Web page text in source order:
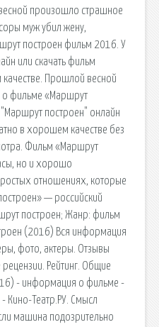
произошло страшное
муж убил жену,
построен фильм 2016. У
или скачать фильм
Прошлой весной
фильме «Маршрут
построен" онлайн
в хорошем качестве без
Фильм «Маршрут
но и хорошо
отношениях, которые
— российский
построен; Жанр: фильм
(2016) Вся информация
фото, актеры. Отзывы
Рейтинг. Общие
- информация о фильме -
Кино-Театр.РУ. Смысл
машина подозрительно